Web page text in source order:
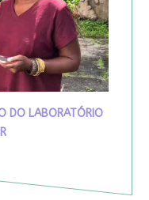
DO LABORATÓRIO